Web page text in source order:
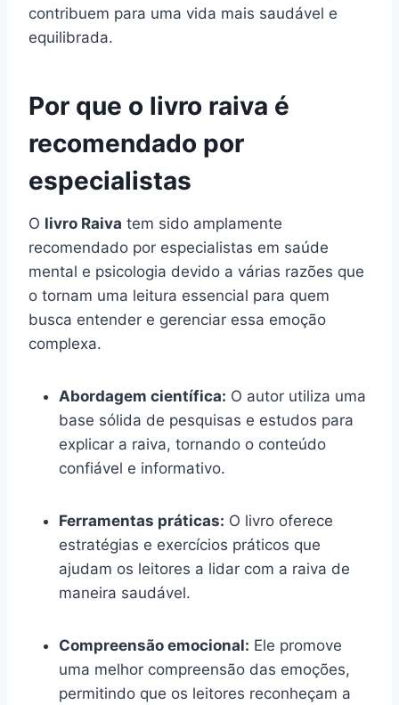
contribuem para uma vida mais saudável e
equilibrada.
Por que o livro raiva é
recomendado por
especialistas
O livro Raiva tem sido amplamente
recomendado por especialistas em saúde
mental e psicologia devido a várias razões que
o tornam uma leitura essencial para quem
busca entender e gerenciar essa emoção
complexa.
Abordagem científica: O autor utiliza uma
base sólida de pesquisas e estudos para
explicar a raiva, tornando o conteúdo
confiável e informativo.
Ferramentas práticas: O livro oferece
estratégias e exercícios práticos que
ajudam os leitores a lidar com a raiva de
maneira saudável.
Compreensão emocional: Ele promove
uma melhor compreensão das emoções,
permitindo que os leitores reconheçam a